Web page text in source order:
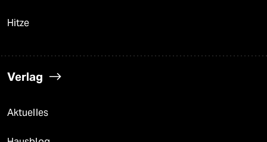
Hitze
Verlag
Aktuelles